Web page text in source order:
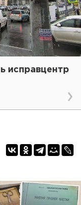
исправцентр